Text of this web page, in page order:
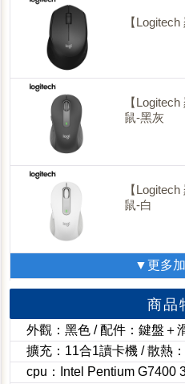
【
【
鼠-黑灰
【
鼠-白
▼更多
商品
外觀：黑色 / 配件：鍵盤＋
擴充：11合1讀卡機 / 散熱
cpu：Intel Pentium G7400